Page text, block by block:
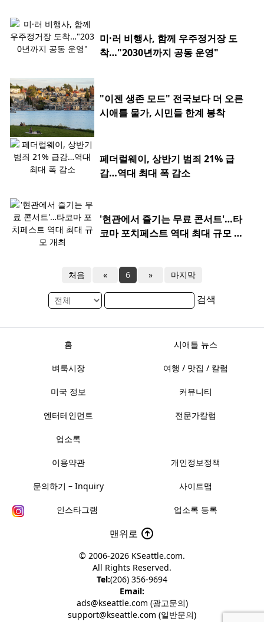
미·러 비행사, 함께 우주정거장 도
착…"2030년까지 공동 운영"
"이젠 생존 모드" 전국보다 더 오른
시애틀 물가, 시민들 한계 봉착
페더럴웨이, 상반기 범죄 21% 급
감…역대 최대 폭 감소
'현관에서 즐기는 무료 콘서트'…타
코마 포치페스트 역대 최대 규모 개
처음 « 6 » 마지막
검색
홈 시애틀 뉴스
벼룩시장 여행 / 맛집 / 칼럼
미국 정보 커뮤니티
엔터테인먼트 전문가칼럼
업소록
이용약관 개인정보정책
문의하기 – Inquiry 사이트맵
인스타그램 업소록 등록
맨위로
© 2006-2026 KSeattle.com.
All Rights Reserved.
Tel:(206) 356-9694
Email:
ads@kseattle.com (광고문의)
support@kseattle.com (일반문의)